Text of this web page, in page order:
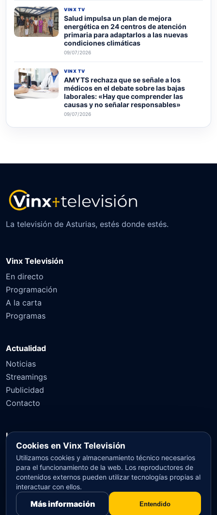
VINX TV
Salud impulsa un plan de mejora
energética en 24 centros de atención
primaria para adaptarlos a las nuevas
condiciones climáticas
09/07/2026
VINX TV
AMYTS rechaza que se señale a los
médicos en el debate sobre las bajas
laborales: «Hay que comprender las
causas y no señalar responsables»
09/07/2026
La televisión de Asturias, estés donde estés.
Vinx Televisión
En directo
Programación
A la carta
Programas
Actualidad
Noticias
Streamings
Publicidad
Contacto
Información legal
Aviso legal
Política de privacidad
Política de cookies
Cookies en Vinx Televisión
Utilizamos cookies y almacenamiento técnico necesarios
para el funcionamiento de la web. Los reproductores de
contenidos externos pueden utilizar tecnologías propias al
interactuar con ellos.
Más información Entendido